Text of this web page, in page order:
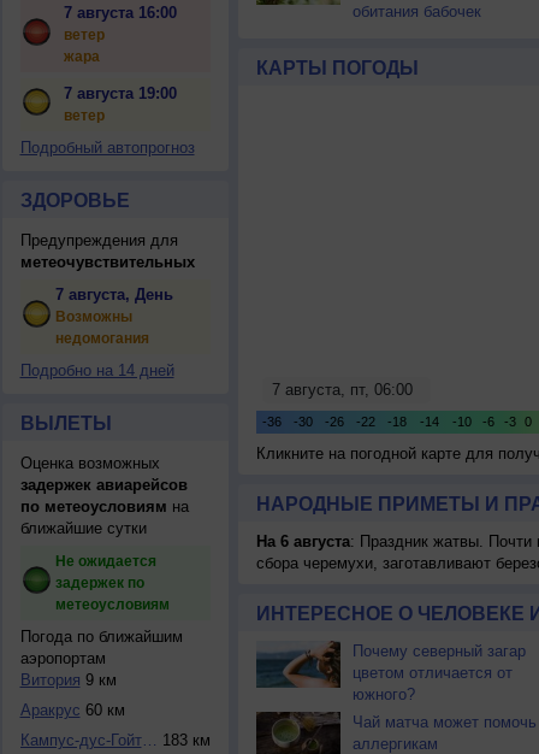
7 августа 16:00
ветер
жара
7 августа 19:00
ветер
Подробный автопрогноз
ЗДОРОВЬЕ
Предупреждения для
метеочувствительных
7 августа, День
Возможны
недомогания
Подробно на 14 дней
ВЫЛЕТЫ
Оценка возможных
задержек авиарейсов
по метеоусловиям на
ближайшие сутки
Не ожидается
задержек по
метеоусловиям
Погода по ближайшим
аэропортам
Витория 9 км
Аракрус 60 км
Кампус-дус-Гойтак... 183 км
обитания бабочек
КАРТЫ ПОГОДЫ
Кликните на погодной карте для
НАРОДНЫЕ ПРИМЕТЫ И
На 6 августа: Праздник жатвы. Почти
сбора черемухи, заготавливают
ИНТЕРЕСНОЕ О ЧЕЛОВЕКЕ
Почему северный загар
цветом отличается от
южного?
Чай матча может помочь
аллергикам